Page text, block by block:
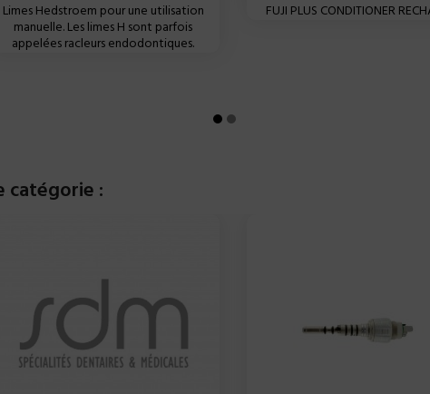
Limes Hedstroem pour une utilisation
manuelle. Les limes H sont parfois
appelées racleurs endodontiques.
FUJI PLUS CONDITIONER
catégorie :